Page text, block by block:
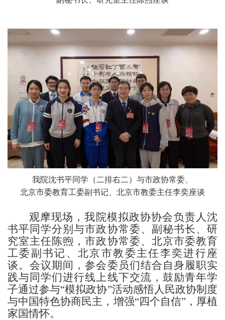
我院沈书平同学（二排右二） 与市政协常委、
北京市委教育工委副书记、北京市教委主任李奕座谈
观摩现场，我院模拟政协协会负责人沈
书平同学分别与市政协常委、 副秘书长、研
究室主任陈煦，市政协常委、北京市委教育
工委副书记、北京市教委主任李奕进行座
谈。会议期间，参会委员们结合自身履职实
践与同学们进行线上线下交流，鼓励青年学
子通过参与“模拟政协”活动感悟人民政协制度
与中国特色协商民主，增强“四个自信”，厚植
家国情怀。